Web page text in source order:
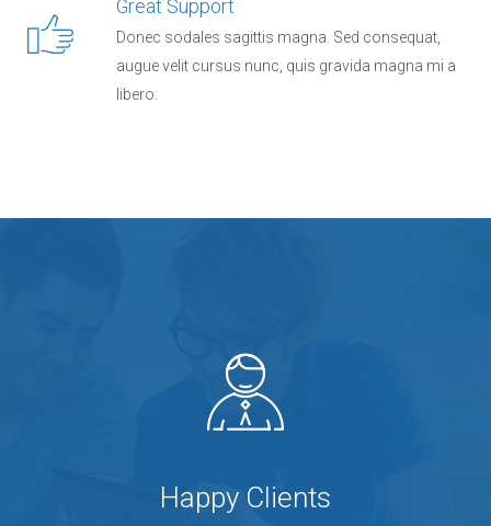
Great Support
Donec sodales sagittis magna. Sed consequat,
augue velit cursus nunc, quis gravida magna mi a
libero.
Happy Clients